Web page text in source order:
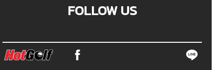
FOLLOW US